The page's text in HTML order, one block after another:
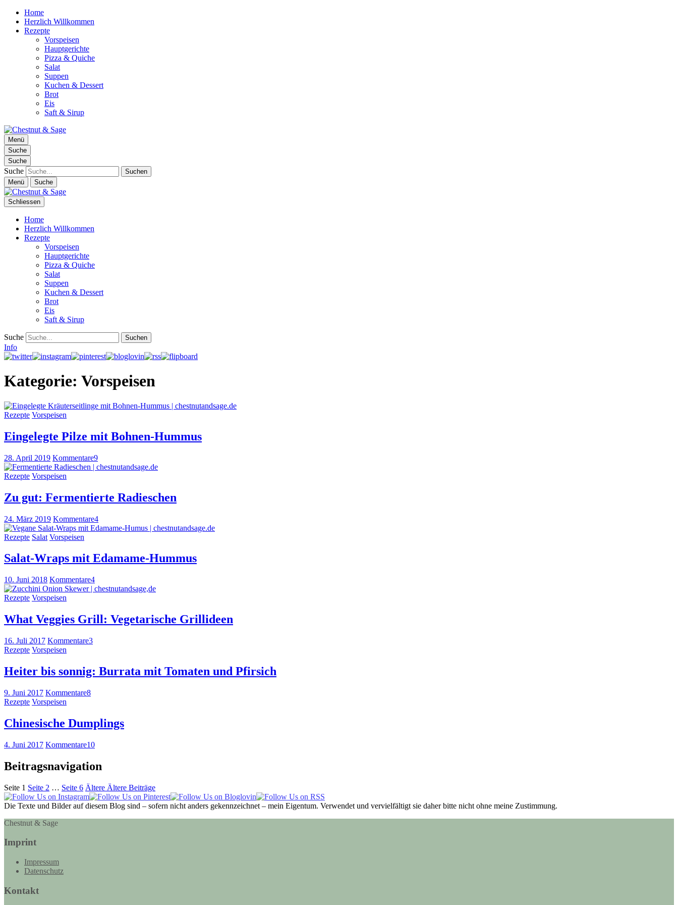
Home
Herzlich Willkommen
Rezepte
Vorspeisen
Hauptgerichte
Pizza & Quiche
Salat
Suppen
Kuchen & Dessert
Brot
Eis
Saft & Sirup
Chestnut & Sage
Foodblog | essen. trinken. genießen.
Menü
Suche
Suche
Suche
Menü Suche
Schliessen
Home
Herzlich Willkommen
Rezepte
Vorspeisen
Hauptgerichte
Pizza & Quiche
Salat
Suppen
Kuchen & Dessert
Brot
Eis
Saft & Sirup
Suche
Info
Kategorie: Vorspeisen
Rezepte Vorspeisen
Eingelegte Pilze mit Bohnen-Hummus
28. April 2019 Kommentare9
Rezepte Vorspeisen
Zu gut: Fermentierte Radieschen
24. März 2019 Kommentare4
Rezepte Salat Vorspeisen
Salat-Wraps mit Edamame-Hummus
10. Juni 2018 Kommentare4
Rezepte Vorspeisen
What Veggies Grill: Vegetarische Grillideen
16. Juli 2017 Kommentare3
Rezepte Vorspeisen
Heiter bis sonnig: Burrata mit Tomaten und Pfirsich
9. Juni 2017 Kommentare8
Rezepte Vorspeisen
Chinesische Dumplings
4. Juni 2017 Kommentare10
Beitragsnavigation
Seite 1 Seite 2 … Seite 6 Ältere Ältere Beiträge
Die Texte und Bilder auf diesem Blog sind – sofern nicht anders gekennzeichnet – mein Eigentum. Verwendet und vervielfältigt sie daher bitte nicht ohne meine Zustimmung.
Chestnut & Sage
Imprint
Impressum
Datenschutz
Kontakt